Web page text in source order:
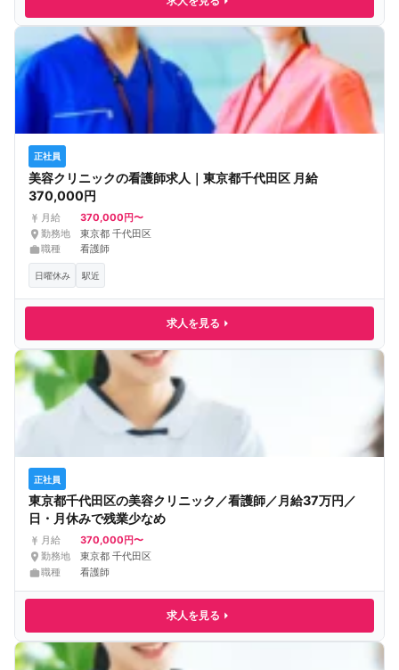
正社員
美容クリニックの看護師求人｜東京都千代田区 月給
370,000円
月給 370,000円〜
勤務地
東京都 千代田区
職種
看護師
日曜休み 駅近
求人を見る
正社員
東京都千代田区の美容クリニック／看護師／月給37万円／
日・月休みで残業少なめ
月給 370,000円〜
勤務地
東京都 千代田区
職種
看護師
求人を見る